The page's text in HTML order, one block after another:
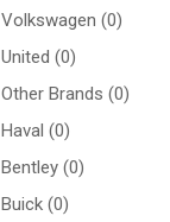
Volkswagen (0)
United (0)
Other Brands (0)
Haval (0)
Bentley (0)
Buick (0)